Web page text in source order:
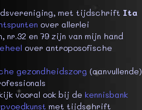
met tijdschrift Ita
over allerlei
nr.32 en 79 zijn van mijn hand
over antroposofische
gezondheidszorg (aanvullende)
vooral ook bij de kennisbank
met tijdschrift